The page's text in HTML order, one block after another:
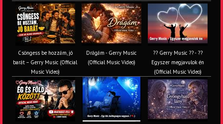
Csöngess be hozzám, jó
barát – Gerry Music (Official
Music Video)
Drágám - Gerry Music
(Official Music Video)
?? Gerry Music ?? - ??
Egyszer megjavulok én
(Official Music Video)